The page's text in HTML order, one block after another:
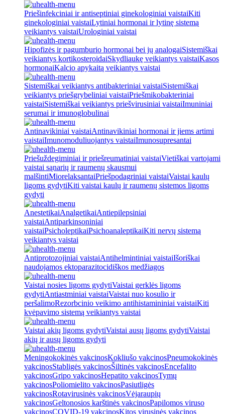
Priešinfekciniai ir antiseptiniai ginekologiniai vaistaiKiti
ginekologiniai vaistaiLytiniai hormonai ir lytinę sistemą
veikiantys vaistaiUrologiniai vaistai
Hipofizės ir pagumburio hormonai bei jų analogaiSistemiškai
veikiantys kortikosteroidaiSkydliaukę veikiantys vaistaiKasos
hormonaiKalcio apykaitą veikiantys vaistai
Sistemiškai veikiantys antibakteriniai vaistaiSistemiškai
veikiantys priešgrybeliniai vaistaiPriešmikobakteriniai
vaistaiSistemiškai veikiantys priešvirusiniai vaistaiImuniniai
serumai ir imunoglobulinai
Antinavikiniai vaistaiAntinavikiniai hormonai ir jiems artimi
vaistaiImunomoduliuojantys vaistaiImunosupresantai
Priešuždegiminiai ir priešreumatiniai vaistaiVietiškai vartojami
vaistai sąnarių ir raumenų skausmui
malšintiMiorelaksantaiPriešpodagriniai vaistaiVaistai kaulų
ligoms gydytiKiti vaistai kaulų ir raumenų sistemos ligoms
gydyti
AnestetikaiAnalgetikaiAntiepilepsiniai
vaistaiAntiparkinsoniniai
vaistaiPsicholeptikaiPsichoanaleptikaiKiti nervų sistemą
veikiantys vaistai
Antiprotozojiniai vaistaiAntihelmintiniai vaistaiIšoriškai
naudojamos ektoparazitocidiškos medžiagos
Vaistai nosies ligoms gydytiVaistai gerklės ligoms
gydytiAntiastminiai vaistaiVaistai nuo kosulio ir
peršalimoRezorbcinio veikimo antihistamininiai vaistaiKiti
kvėpavimo sistemą veikiantys vaistai
Vaistai akių ligoms gydytiVaistai ausų ligoms gydytiVaistai
akių ir ausų ligoms gydyti
Meningokokinės vakcinosKokliušo vakcinosPneumokokinės
vakcinosStabligės vakcinosŠiltinės vakcinosEncefalito
vakcinosGripo vakcinosHepatito vakcinosTymų
vakcinosPoliomielito vakcinosPasiutligės
vakcinosRotavirusinės vakcinosVėjaraupių
vakcinosGeltonosios karštinės vakcinosPapilomos viruso
vakcinosCOVID-19 vakcinosKitos virusinės vakcinos